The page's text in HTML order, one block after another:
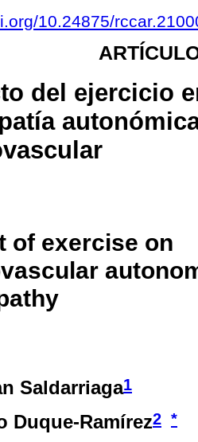
10.24875/
del ejercicio
of exercise on
Saldarriaga1
Duque-Ramírez2 *